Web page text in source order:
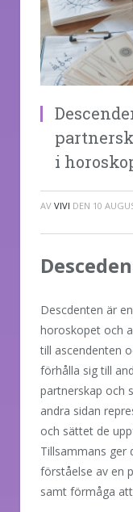
i
AV VIVI DEN 10
Descdenten är
horoskopet och
till ascendenten
förhålla sig till
partnerskap och
andra sidan
och sättet de
Tillsammans ger
förståelse av en
samt förmåga